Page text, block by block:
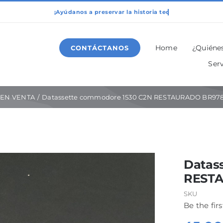
CONTÁCTANOS Home
EN VENTA Datassette commodore 1530 C2N RESTAURADO
SKU
Be the